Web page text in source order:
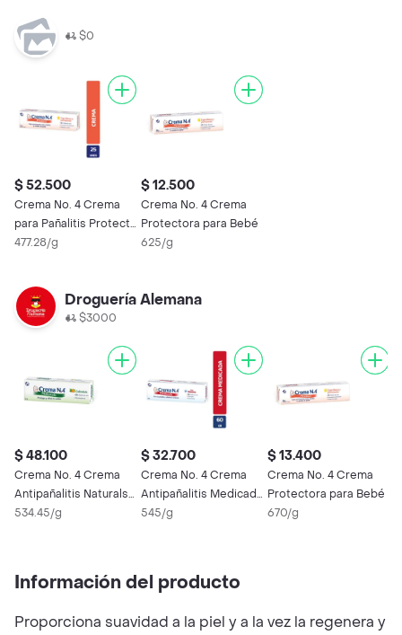
$0
$ 52.500
Crema No. 4 Crema
para Pañalitis Protect
(40%)
477.28/g
$ 12.500
Crema No. 4 Crema
Protectora para Bebé
625/g
Droguería Alemana
$3000
$ 48.100
Crema No. 4 Crema
Antipañalitis Naturals
con Caléndula
534.45/g
$ 32.700
Crema No. 4 Crema
Antipañalitis Medicada
con Nistatina
545/g
$ 13.400
Crema No. 4 Crema
Protectora para Bebé
670/g
Información del producto
Proporciona suavidad a la piel y a la vez la regenera y